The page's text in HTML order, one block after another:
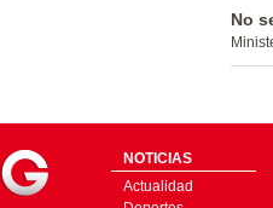
No
NOTICIAS
Actualidad